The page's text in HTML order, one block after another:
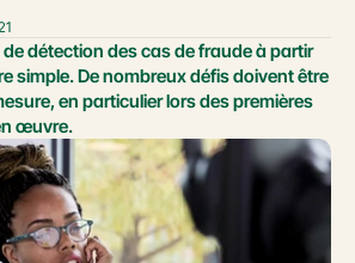
détection des cas de fraude à partir
simple. De nombreux défis doivent être
en particulier lors des premières
œuvre.